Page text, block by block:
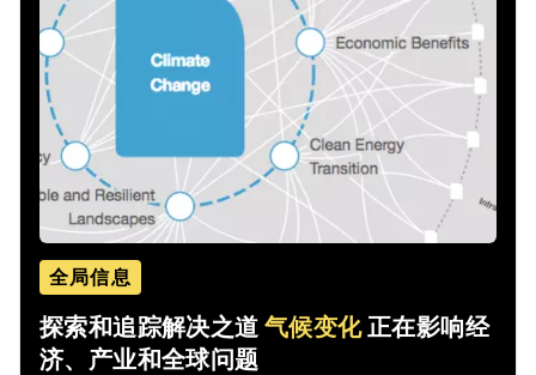
全局信息
探索和追踪解决之道 气候变化 正在影响经
济、产业和全球问题